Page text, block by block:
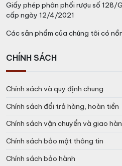
Giấy phép phân phối rượu số 128/
cấp ngày 12/4/2021
Các sản phẩm của chúng tôi có
CHÍNH SÁCH
Chính sách và quy định chung
Chính sách đổi trả hàng, hoàn tiền
Chính sách vận chuyển và giao
Chính sách bảo mật thông tin
Chính sách bảo hành